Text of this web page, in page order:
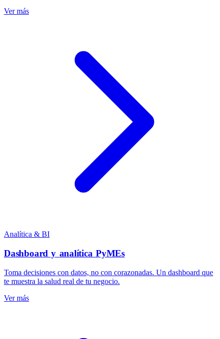
Ver más
Analítica & BI
Dashboard y analítica PyMEs
Toma decisiones con datos, no con corazonadas. Un dashboard que
te muestra la salud real de tu negocio.
Ver más